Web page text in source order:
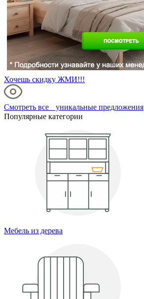
Хочешь скидку ЖМИ!!!
Смотреть все уникальные предложения
Популярные категории
Мебель из дерева